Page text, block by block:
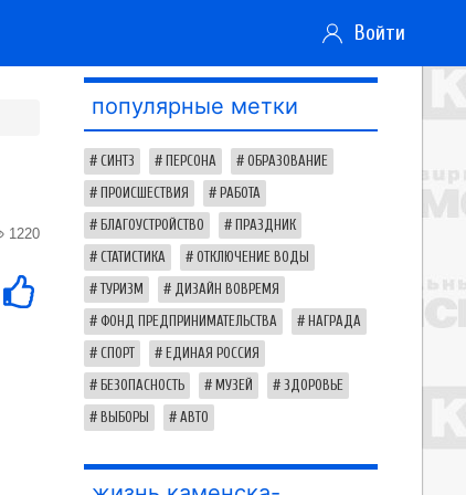
Войти
1220
популярные метки
СИНТЗ ПЕРСОНА ОБРАЗОВАНИЕ
ПРОИСШЕСТВИЯ РАБОТА
БЛАГОУСТРОЙСТВО ПРАЗДНИК
СТАТИСТИКА ОТКЛЮЧЕНИЕ ВОДЫ
ТУРИЗМ ДИЗАЙН ВОВРЕМЯ
ФОНД ПРЕДПРИНИМАТЕЛЬСТВА НАГРАДА
СПОРТ ЕДИНАЯ РОССИЯ
БЕЗОПАСНОСТЬ МУЗЕЙ ЗДОРОВЬЕ
ВЫБОРЫ АВТО